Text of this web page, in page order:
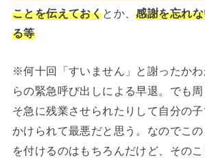
ことを伝えておくとか、感謝を忘れ
る等
※何十回「すいません」と謝ったか
らの緊急呼び出しによる早退。でも
そ急に残業させられたりして自分の
かけられて最悪だと思う。なのでこ
を付けるのはもちろんだけど、そのこ